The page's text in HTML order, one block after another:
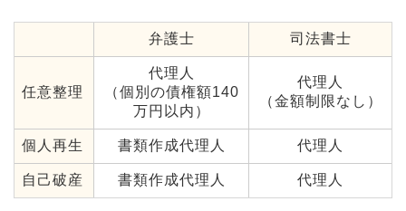
弁護士 司法書士
任意整理
代理人
（個別の債権額140
万円以内）
代理人
（金額制限なし）
個人再生 書類作成代理人 代理人
自己破産 書類作成代理人 代理人